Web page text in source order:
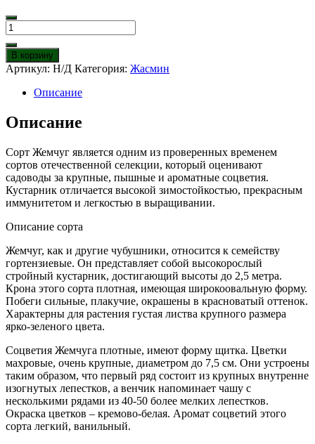
Количество
товара
Жасмин
Жемчуг
В корзину
Артикул: Н/Д Категория: Жасмин
Описание
Описание
Сорт Жемчуг является одним из проверенных временем
сортов отечественной селекции, который оценивают
садоводы за крупные, пышные и ароматные соцветия.
Кустарник отличается высокой зимостойкостью, прекрасным
иммунитетом и легкостью в выращивании.
Описание сорта
Жемчуг, как и другие чубушники, относится к семейству
гортензиевые. Он представляет собой высокорослый
стройный кустарник, достигающий высоты до 2,5 метра.
Крона этого сорта плотная, имеющая широкоовальную форму.
Побеги сильные, плакучие, окрашены в красноватый оттенок.
Характерны для растения густая листва крупного размера
ярко-зеленого цвета.
Соцветия Жемчуга плотные, имеют форму щитка. Цветки
махровые, очень крупные, диаметром до 7,5 см. Они устроены
таким образом, что первый ряд состоит из крупных внутренне
изогнутых лепестков, а венчик напоминает чашу с
несколькими рядами из 40-50 более мелких лепестков.
Окраска цветков – кремово-белая. Аромат соцветий этого
сорта легкий, ванильный.